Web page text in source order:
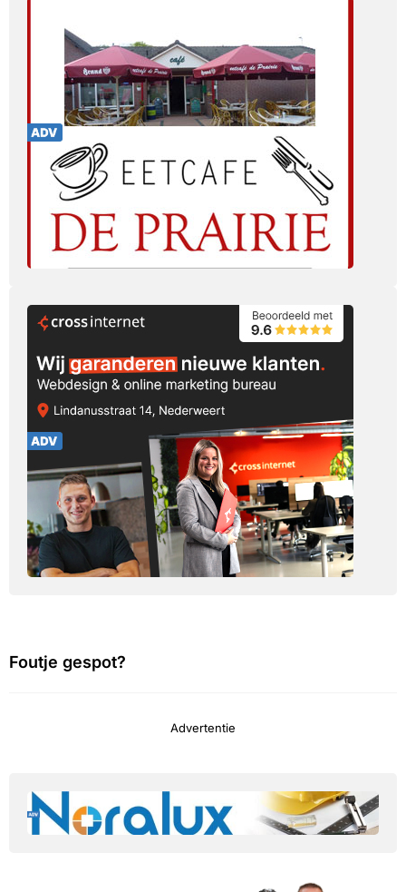
Foutje gespot?
Advertentie